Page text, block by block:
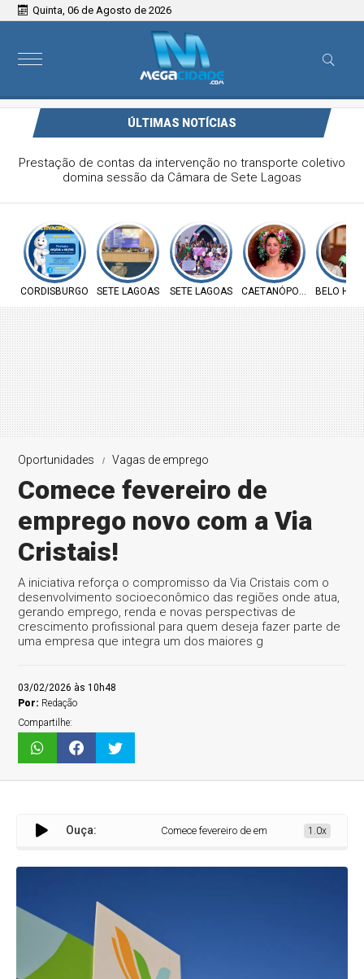
Quinta, 06 de Agosto de 2026
ÚLTIMAS NOTÍCIAS
Prefeitura de Cordisburgo inicia Campanha Nacional de
Multivacinação para crianças e adolescentes
CORDISBURGO SETE LAGOAS SETE LAGOAS CAETANÓPOLIS BELO
Oportunidades Vagas de emprego
Comece fevereiro de
emprego novo com a Via
Cristais!
A iniciativa reforça o compromisso da Via Cristais com o
desenvolvimento socioeconômico das regiões onde atua,
gerando emprego, renda e novas perspectivas de
crescimento profissional para quem deseja fazer parte de
uma empresa que integra um dos maiores g
03/02/2026 às 10h48
Por: Redação
Compartilhe:
Ouça: Comece fevereiro de emprego novo com a Via
1.0x